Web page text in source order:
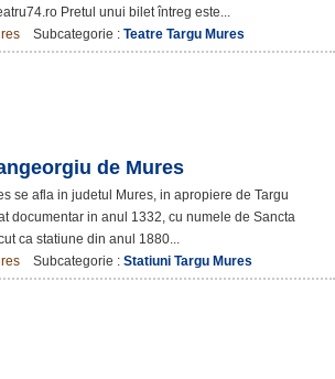
Pretul unui bilet întreg este...
Subcategorie : Teatre Targu Mures
de Mures
se afla in judetul Mures, in apropiere de Targu
documentar in anul 1332, cu numele de Sancta
ca statiune din anul 1880...
Subcategorie : Statiuni Targu Mures